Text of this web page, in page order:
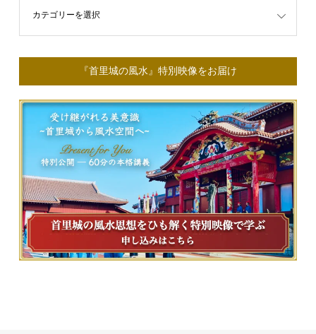
『首里城の風水』特別映像をお届け